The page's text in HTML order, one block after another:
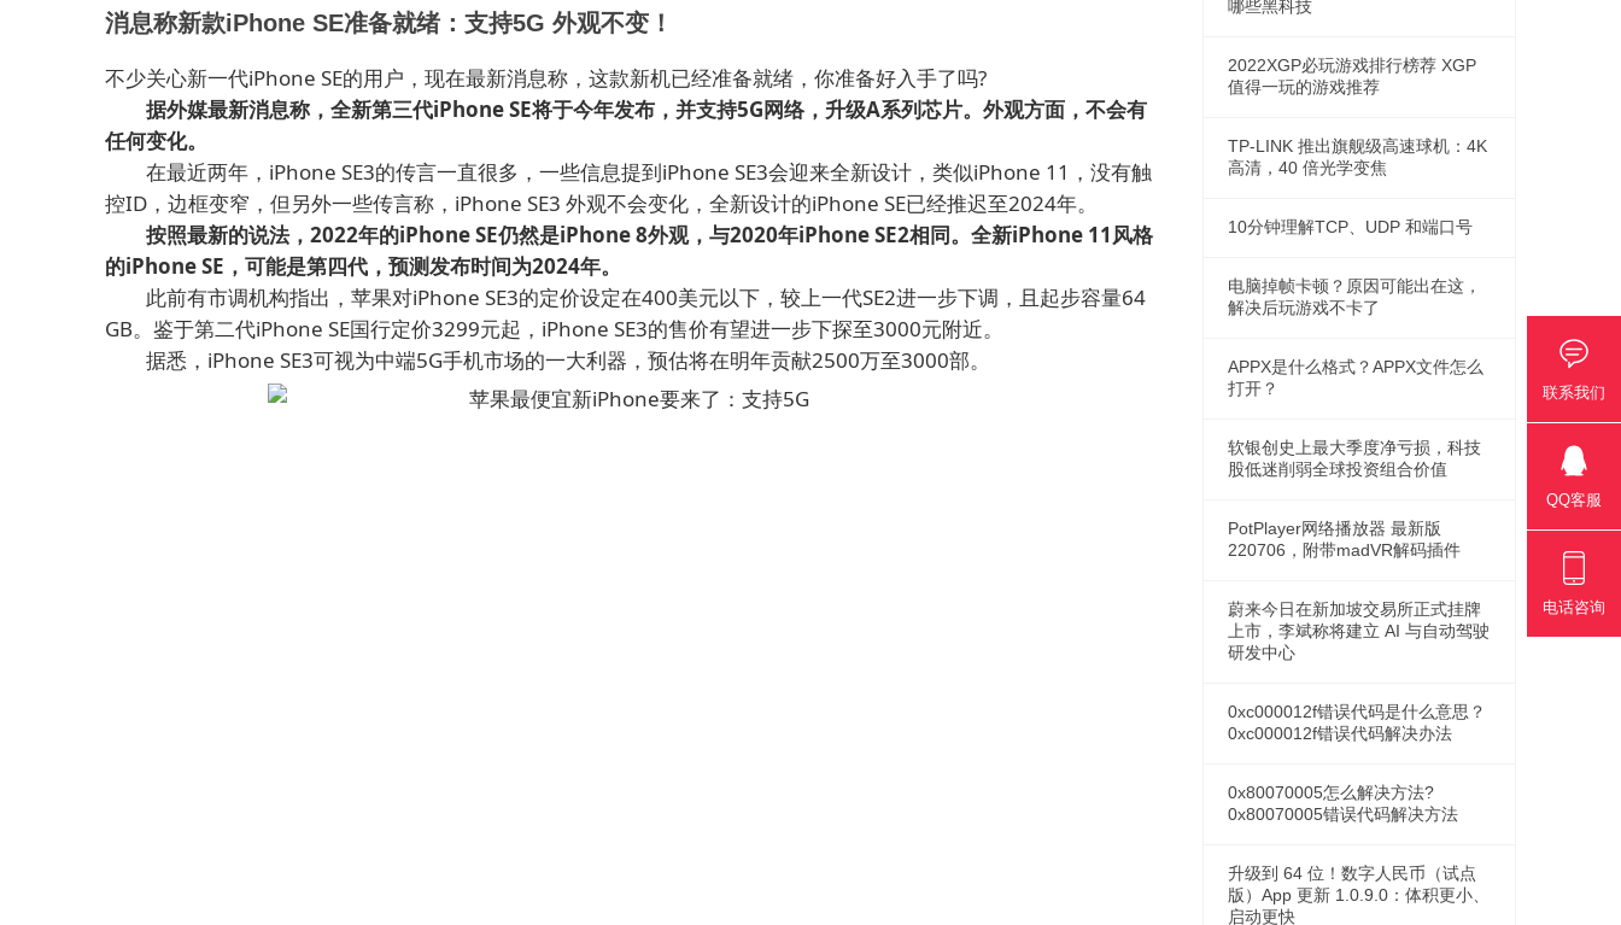
哪些黑科技
2022XGP必玩游戏排行榜荐 XGP
值得一玩的游戏推荐
TP-LINK 推出旗舰级高速球机：4K
高清，40 倍光学变焦
10分钟理解TCP、UDP 和端口号
电脑掉帧卡顿？原因可能出在这，
解决后玩游戏不卡了
APPX是什么格式？APPX文件怎么
打开？
软银创史上最大季度净亏损，科技
股低迷削弱全球投资组合价值
PotPlayer网络播放器 最新版
220706，附带madVR解码插件
蔚来今日在新加坡交易所正式挂牌
上市，李斌称将建立 AI 与自动驾驶
研发中心
0xc000012f错误代码是什么意思？
0xc000012f错误代码解决办法
0x80070005怎么解决方法?
0x80070005错误代码解决方法
升级到 64 位！数字人民币（试点
版）App 更新 1.0.9.0：体积更小、
启动更快
消息称新款iPhone SE准备就绪：支持5G 外观不变！
不少关心新一代iPhone SE的用户，现在最新消息称，这款新机已经准备就绪，你准备好入手了吗?
据外媒最新消息称，全新第三代iPhone SE将于今年发布，并支持5G网络，升级A系列芯片。外观方面，不会有
任何变化。
在最近两年，iPhone SE3的传言一直很多，一些信息提到iPhone SE3会迎来全新设计，类似iPhone 11，没有触
控ID，边框变窄，但另外一些传言称，iPhone SE3 外观不会变化，全新设计的iPhone SE已经推迟至2024年。
按照最新的说法，2022年的iPhone SE仍然是iPhone 8外观，与2020年iPhone SE2相同。全新iPhone 11风格
的iPhone SE，可能是第四代，预测发布时间为2024年。
此前有市调机构指出，苹果对iPhone SE3的定价设定在400美元以下，较上一代SE2进一步下调，且起步容量64
GB。鉴于第二代iPhone SE国行定价3299元起，iPhone SE3的售价有望进一步下探至3000元附近。
据悉，iPhone SE3可视为中端5G手机市场的一大利器，预估将在明年贡献2500万至3000部。
联系我们
QQ客服
电话咨询